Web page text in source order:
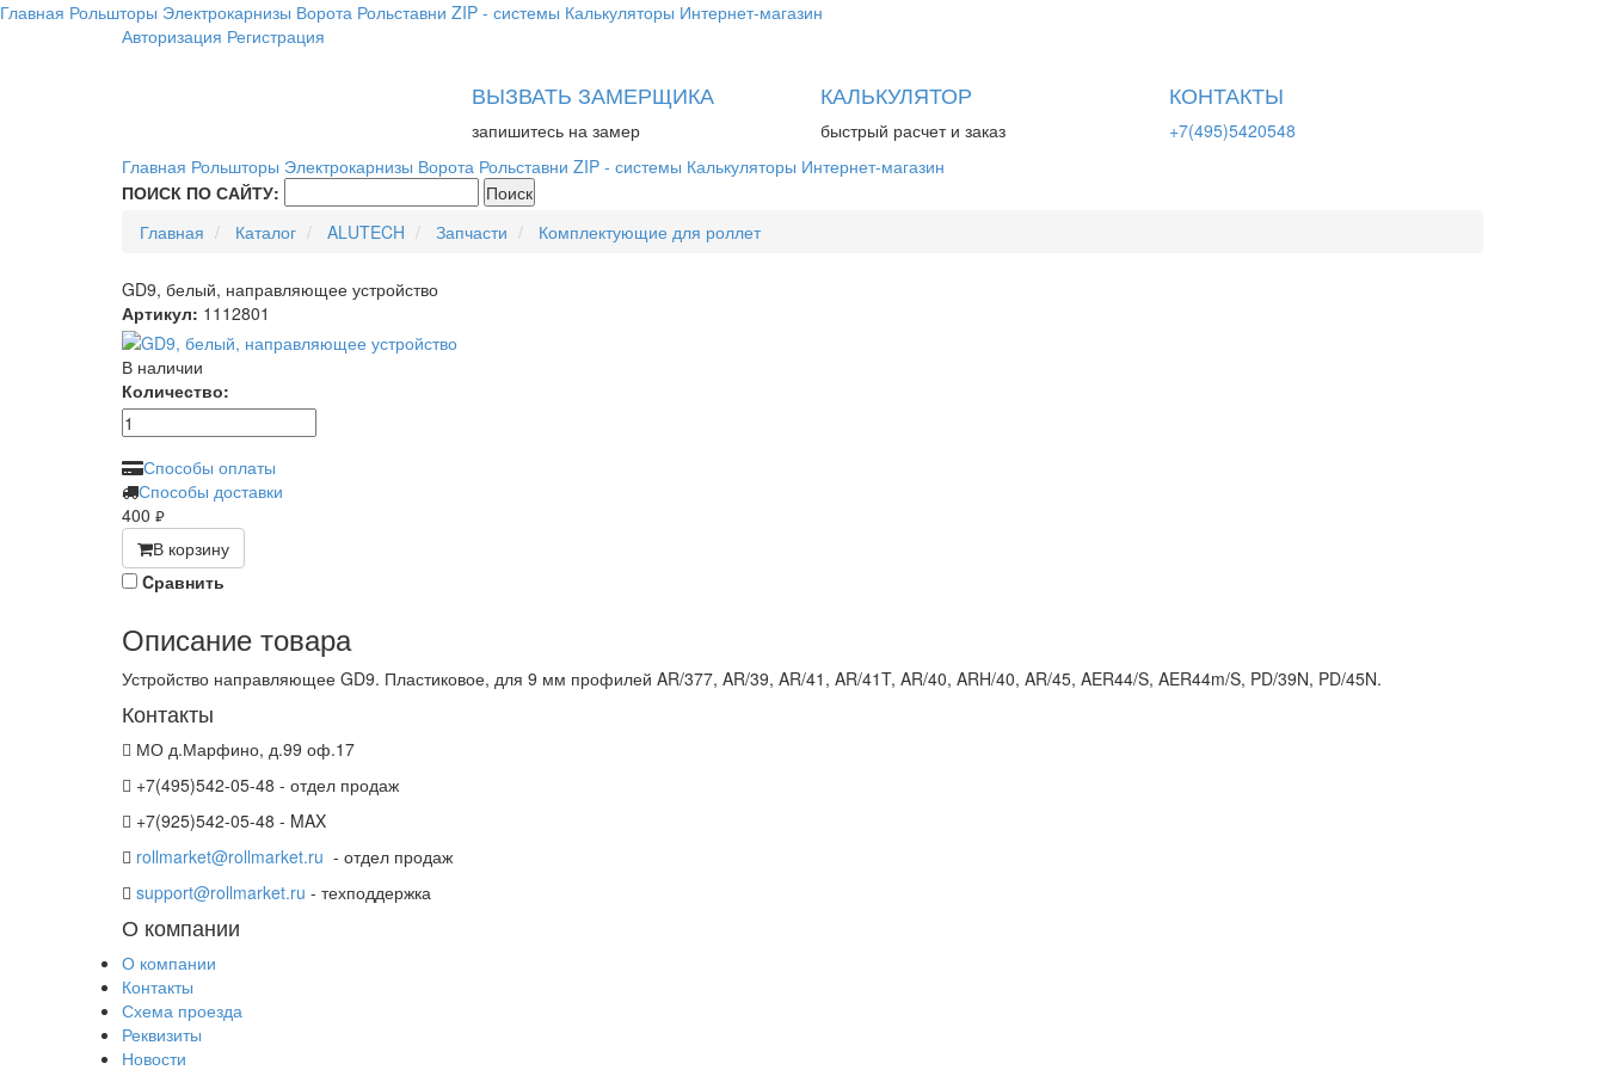
Главная Рольшторы Электрокарнизы Ворота Рольставни ZIP - системы Калькуляторы Интернет-магазин
Авторизация Регистрация
ВЫЗВАТЬ ЗАМЕРЩИКА
запишитесь на замер
КАЛЬКУЛЯТОР
быстрый расчет и заказ
КОНТАКТЫ
+7(495)5420548
Главная Рольшторы Электрокарнизы Ворота Рольставни ZIP - системы Калькуляторы Интернет-магазин
ПОИСК ПО САЙТУ:
Главная
Каталог ALUTECH Запчасти Комплектующие для роллет
GD9, белый, направляющее устройство
Артикул: 1112801
В наличии
Количество:
Способы оплаты
Способы доставки
400 руб.
В корзину
Cравнить
Описание товара
Устройство направляющее GD9. Пластиковое, для 9 мм профилей AR/377, AR/39, AR/41, AR/41T, AR/40, ARH/40, AR/45, AER44/S, AER44m/S, PD/39N, PD/45N.
Контакты
МО д.Марфино, д.99 оф.17
+7(495)542-05-48 - отдел продаж
+7(925)542-05-48 - MAX
rollmarket@rollmarket.ru - отдел продаж
support@rollmarket.ru - техподдержка
О компании
О компании
Контакты
Схема проезда
Реквизиты
Новости